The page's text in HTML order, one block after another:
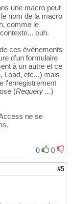
une macro peut
nom de la macro
comme le
euh.
ces événements
d'un formulaire
à un autre et ce
Load, etc...) mais
l'enregistrement
(Requery ...)
ne se
0
0
#5